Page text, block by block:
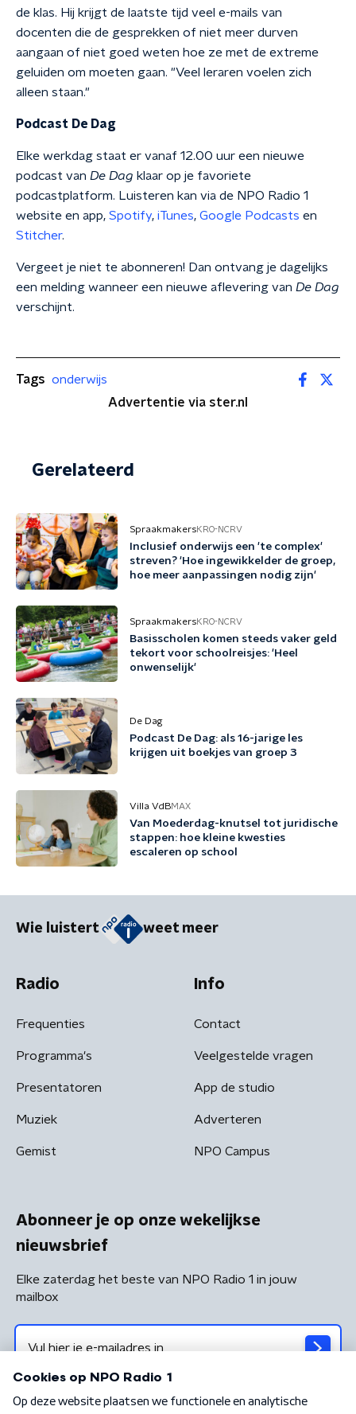
de klas. Hij krijgt de laatste tijd veel e-mails van
docenten die de gesprekken of niet meer durven
aangaan of niet goed weten hoe ze met de extreme
geluiden om moeten gaan. "Veel leraren voelen zich
alleen staan."
Podcast De Dag
Elke werkdag staat er vanaf 12.00 uur een nieuwe
podcast van De Dag klaar op je favoriete
podcastplatform. Luisteren kan via de NPO Radio 1
website en app, Spotify, iTunes, Google Podcasts en
Stitcher.
Vergeet je niet te abonneren! Dan ontvang je dagelijks
een melding wanneer een nieuwe aflevering van De Dag
verschijnt.
Tags onderwijs
Advertentie via ster.nl
Gerelateerd
SpraakmakersKRO-NCRV
Inclusief onderwijs een 'te complex'
streven? 'Hoe ingewikkelder de groep,
hoe meer aanpassingen nodig zijn'
SpraakmakersKRO-NCRV
Basisscholen komen steeds vaker geld
tekort voor schoolreisjes: 'Heel
onwenselijk'
De Dag
Podcast De Dag: als 16-jarige les
krijgen uit boekjes van groep 3
Villa VdBMAX
Van Moederdag-knutsel tot juridische
stappen: hoe kleine kwesties
escaleren op school
Wie luistert weet meer
Radio
Frequenties
Programma's
Presentatoren
Muziek
Gemist
Info
Contact
Veelgestelde vragen
App de studio
Adverteren
NPO Campus
Abonneer je op onze wekelijkse
nieuwsbrief
Elke zaterdag het beste van NPO Radio 1 in jouw
mailbox